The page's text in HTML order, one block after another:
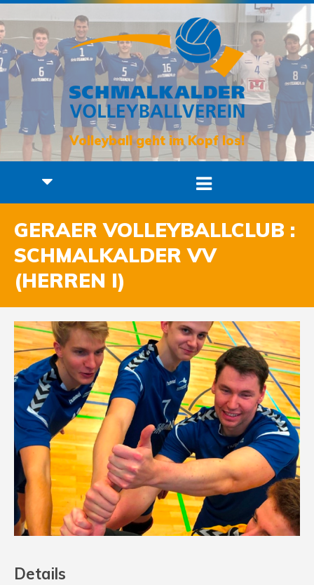
Volleyball geht im Kopf los!
GERAER VOLLEYBALLCLUB :
SCHMALKALDER VV
(HERREN I)
Details